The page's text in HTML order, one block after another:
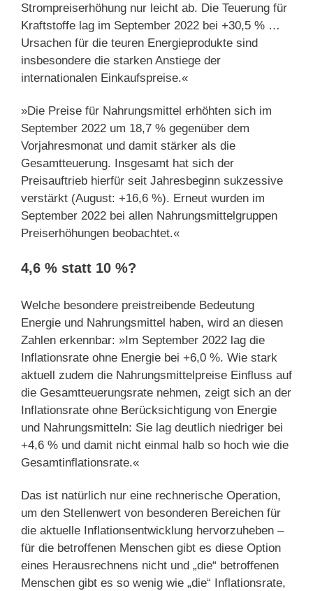
Strompreiserhöhung nur leicht ab. Die Teuerung für
Kraftstoffe lag im September 2022 bei +30,5 % …
Ursachen für die teuren Energieprodukte sind
insbesondere die starken Anstiege der
internationalen Einkaufspreise.«
»Die Preise für Nahrungsmittel erhöhten sich im
September 2022 um 18,7 % gegenüber dem
Vorjahresmonat und damit stärker als die
Gesamtteuerung. Insgesamt hat sich der
Preisauftrieb hierfür seit Jahresbeginn sukzessive
verstärkt (August: +16,6 %). Erneut wurden im
September 2022 bei allen Nahrungsmittelgruppen
Preiserhöhungen beobachtet.«
4,6 % statt 10 %?
Welche besondere preistreibende Bedeutung
Energie und Nahrungsmittel haben, wird an diesen
Zahlen erkennbar: »Im September 2022 lag die
Inflationsrate ohne Energie bei +6,0 %. Wie stark
aktuell zudem die Nahrungsmittelpreise Einfluss auf
die Gesamtteuerungsrate nehmen, zeigt sich an der
Inflationsrate ohne Berücksichtigung von Energie
und Nahrungsmitteln: Sie lag deutlich niedriger bei
+4,6 % und damit nicht einmal halb so hoch wie die
Gesamtinflationsrate.«
Das ist natürlich nur eine rechnerische Operation,
um den Stellenwert von besonderen Bereichen für
die aktuelle Inflationsentwicklung hervorzuheben –
für die betroffenen Menschen gibt es diese Option
eines Herausrechnens nicht und „die“ betroffenen
Menschen gibt es so wenig wie „die“ Inflationsrate,